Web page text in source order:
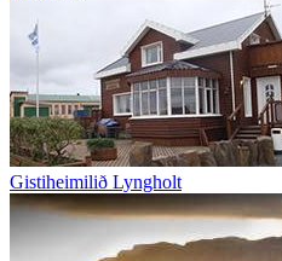
Gistiheimilið Lyngholt